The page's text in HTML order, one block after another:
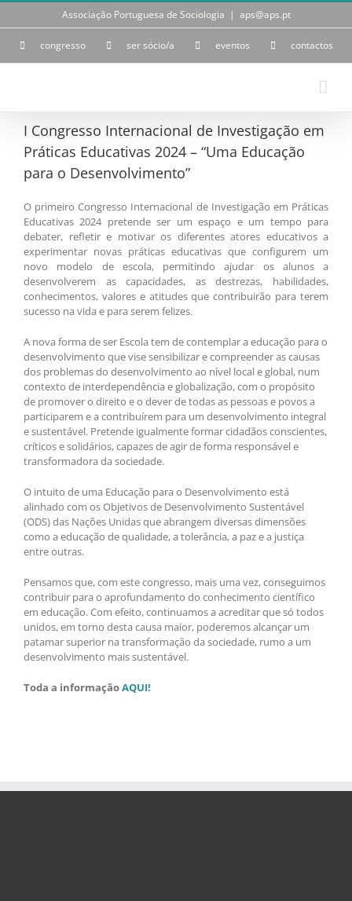
Skip
Associação Portuguesa de Sociologia | aps@aps.pt
congresso ser sócio/a eventos contactos
I Congresso Internacional de Investigação em
Práticas Educativas 2024 – “Uma Educação
para o Desenvolvimento”
O primeiro Congresso Internacional de Investigação em Práticas
Educativas 2024 pretende ser um espaço e um tempo para
debater, refletir e motivar os diferentes atores educativos a
experimentar novas práticas educativas que configurem um
novo modelo de escola, permitindo ajudar os alunos a
desenvolverem as capacidades, as destrezas, habilidades,
conhecimentos, valores e atitudes que contribuirão para terem
sucesso na vida e para serem felizes.
A nova forma de ser Escola tem de contemplar a educação para o
desenvolvimento que vise sensibilizar e compreender as causas
dos problemas do desenvolvimento ao nível local e global, num
contexto de interdependência e globalização, com o propósito
de promover o direito e o dever de todas as pessoas e povos a
participarem e a contribuírem para um desenvolvimento integral
e sustentável. Pretende igualmente formar cidadãos conscientes,
críticos e solidários, capazes de agir de forma responsável e
transformadora da sociedade.
O intuito de uma Educação para o Desenvolvimento está
alinhado com os Objetivos de Desenvolvimento Sustentável
(ODS) das Nações Unidas que abrangem diversas dimensões
como a educação de qualidade, a tolerância, a paz e a justiça
entre outras.
Pensamos que, com este congresso, mais uma vez, conseguimos
contribuir para o aprofundamento do conhecimento científico
em educação. Com efeito, continuamos a acreditar que só todos
unidos, em torno desta causa maior, poderemos alcançar um
patamar superior na transformação da sociedade, rumo a um
desenvolvimento mais sustentável.
Toda a informaçãoAQUI!